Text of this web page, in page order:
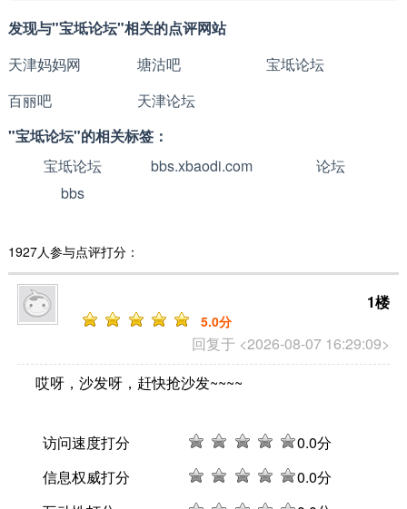
发现与"宝坻论坛"相关的点评网站
天津妈妈网
塘沽吧
宝坻论坛
百丽吧
天津论坛
"宝坻论坛"的相关标签：
宝坻论坛
bbs.xbaodi.com
论坛
bbs
1927人参与点评打分：
回复于 <2026-08-07 16:29:09>
1楼
5.0分
哎呀，沙发呀，赶快抢沙发~~~~
访问速度打分 0.0分
信息权威打分
0.0分